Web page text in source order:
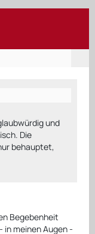
und
Die
behauptet,
Begebenheit
meinen Augen -